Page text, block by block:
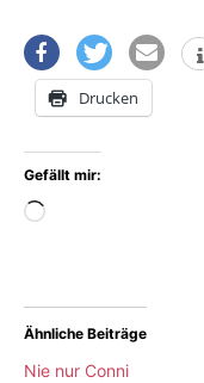
Drucken
Gefällt mir:
Wird
Ähnliche Beiträge
Nie nur Conni